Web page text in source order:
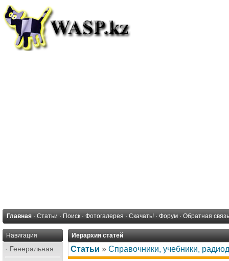
Главная · Статьи · Поиск · Фотогалерея · Скачать! · Форум · Обратная связь
Навигация
· Генеральная
Иерархия статей
Статьи » Справочники, учебники,